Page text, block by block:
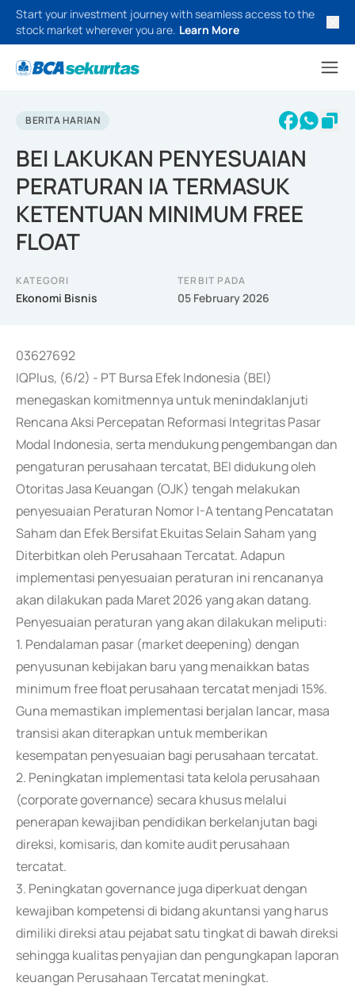
Start your investment journey with seamless access to the
stock market wherever you are. Learn More
BERITA HARIAN
BEI LAKUKAN PENYESUAIAN
PERATURAN IA TERMASUK
KETENTUAN MINIMUM FREE
FLOAT
KATEGORI
Ekonomi Bisnis
TERBIT PADA
05 February 2026
03627692
IQPlus, (6/2) - PT Bursa Efek Indonesia (BEI)
menegaskan komitmennya untuk menindaklanjuti
Rencana Aksi Percepatan Reformasi Integritas Pasar
Modal Indonesia, serta mendukung pengembangan dan
pengaturan perusahaan tercatat, BEI didukung oleh
Otoritas Jasa Keuangan (OJK) tengah melakukan
penyesuaian Peraturan Nomor I-A tentang Pencatatan
Saham dan Efek Bersifat Ekuitas Selain Saham yang
Diterbitkan oleh Perusahaan Tercatat. Adapun
implementasi penyesuaian peraturan ini rencananya
akan dilakukan pada Maret 2026 yang akan datang.
Penyesuaian peraturan yang akan dilakukan meliputi:
1. Pendalaman pasar (market deepening) dengan
penyusunan kebijakan baru yang menaikkan batas
minimum free float perusahaan tercatat menjadi 15%.
Guna memastikan implementasi berjalan lancar, masa
transisi akan diterapkan untuk memberikan
kesempatan penyesuaian bagi perusahaan tercatat.
2. Peningkatan implementasi tata kelola perusahaan
(corporate governance) secara khusus melalui
penerapan kewajiban pendidikan berkelanjutan bagi
direksi, komisaris, dan komite audit perusahaan
tercatat.
3. Peningkatan governance juga diperkuat dengan
kewajiban kompetensi di bidang akuntansi yang harus
dimiliki direksi atau pejabat satu tingkat di bawah direksi
sehingga kualitas penyajian dan pengungkapan laporan
keuangan Perusahaan Tercatat meningkat.